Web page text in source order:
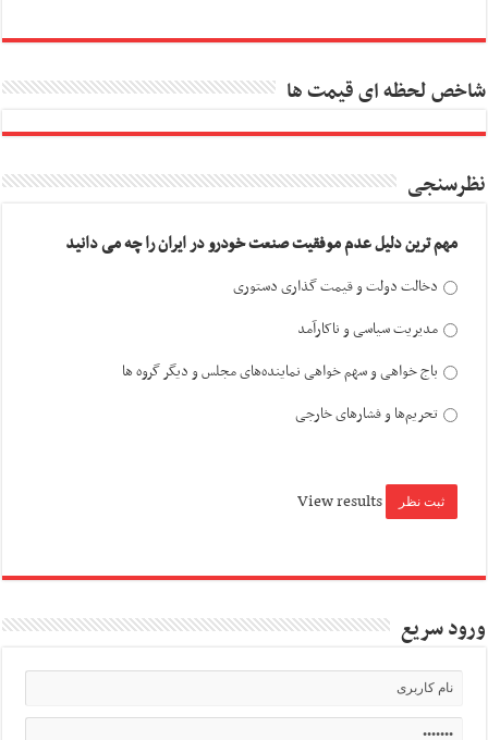
شاخص لحظه ای قیمت ها
نظرسنجی
مهم ترین دلیل عدم موفقیت صنعت خودرو در ایران را چه می دانید
دخالت دولت و قیمت گذاری دستوری
مدیریت سیاسی و ناکارآمد
باج خواهی و سهم خواهی نماینده‌های مجلس و دیگر گروه ها
تحریم‌ها و فشارهای خارجی
View results
ورود سریع